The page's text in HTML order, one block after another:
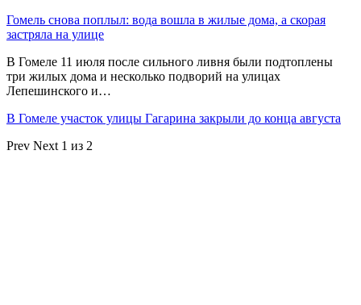
Гомель снова поплыл: вода вошла в жилые дома, а скорая
застряла на улице
В Гомеле 11 июля после сильного ливня были подтоплены
три жилых дома и несколько подворий на улицах
Лепешинского и…
В Гомеле участок улицы Гагарина закрыли до конца августа
Prev Next 1 из 2